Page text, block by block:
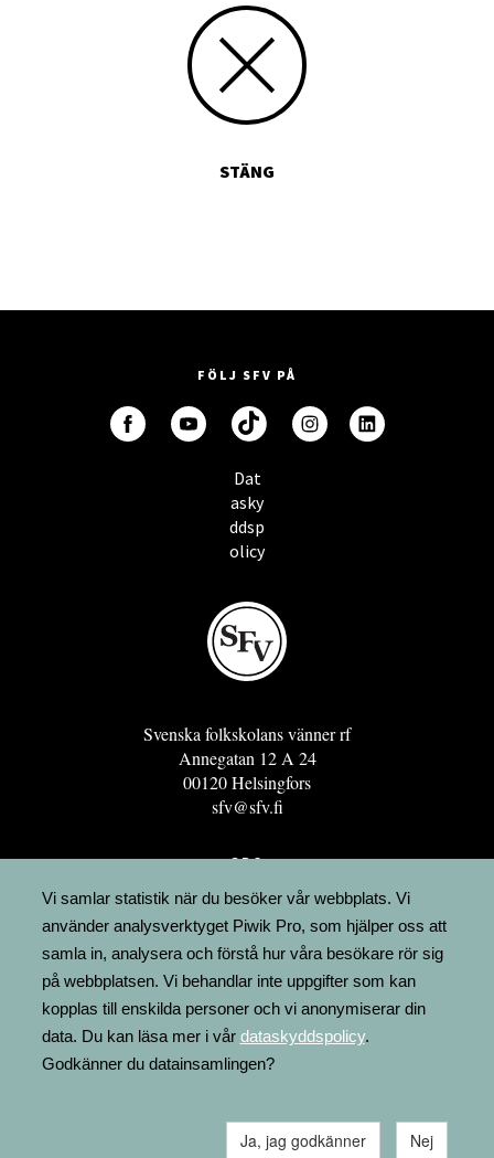
STÄNG
FÖLJ SFV PÅ
Dat
asky
ddsp
olicy
Svenska folkskolans vänner rf
Annegatan 12 A 24
00120 Helsingfors
sfv@sfv.fi
GRO
FÖRENINGSRESURSEN
MINNESRUNOR.FI
UPPSLAGSVERKET FINLAND
LÄGENHETER
FAKTURERING
Vi samlar statistik när du besöker vår webbplats. Vi
använder analysverktyget Piwik Pro, som hjälper oss att
samla in, analysera och förstå hur våra besökare rör sig
på webbplatsen. Vi behandlar inte uppgifter som kan
kopplas till enskilda personer och vi anonymiserar din
data. Du kan läsa mer i vår dataskyddspolicy.
Godkänner du datainsamlingen?
Ja, jag godkänner Nej